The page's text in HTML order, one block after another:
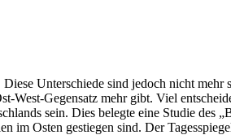
Unterschiede sind jedoch nicht
West-Gegensatz mehr gibt. Viel
sein. Dies belegte eine Studie
im Osten gestiegen sind. Der